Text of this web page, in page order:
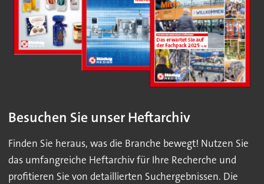
Besuchen Sie unser Heftarchiv
Finden Sie heraus, was die Branche bewegt! Nutzen Sie
das umfangreiche Heftarchiv für Ihre Recherche und
profitieren Sie von detaillierten Suchergebnissen. Die